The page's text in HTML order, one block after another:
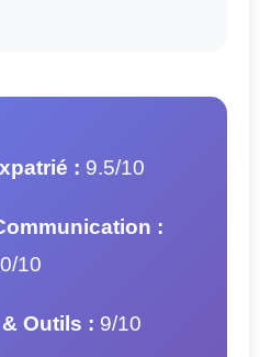
: 9.5/10
:
10
Outils : 9/10